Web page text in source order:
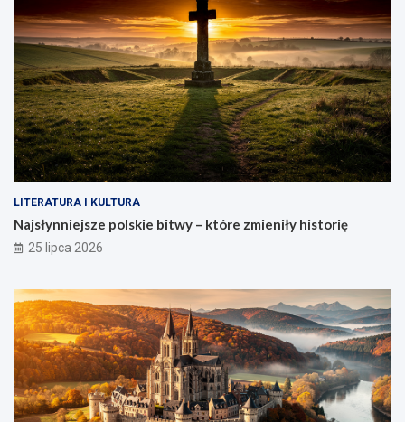
LITERATURA I KULTURA
Najsłynniejsze polskie bitwy – które zmieniły historię
25 lipca 2026